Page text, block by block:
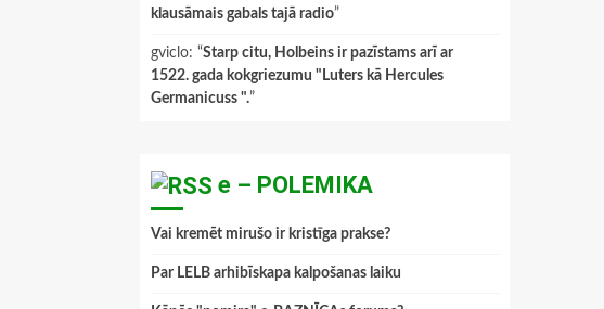
klausāmais gabals tajā radio”
gviclo: “Starp citu, Holbeins ir pazīstams arī ar
1522. gada kokgriezumu "Luters kā Hercules
Germanicuss ".”
e – POLEMIKA
Vai kremēt mirušo ir kristīga prakse?
Par LELB arhibīskapa kalpošanas laiku